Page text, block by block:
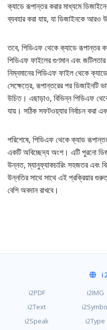
ক্যাডে রূপান্তর করার মাধ্যমে
ব্যবহার করা যায়, যা ডিজাইনকে আরও
তবে, পিডিএফ থেকে ক্যাডে রূপান্তর
পিডিএফ ফাইলের গুণমান এবং জটিলতার
নিম্নমানের পিডিএফ ফাইল থেকে
সেক্ষেত্রে, রূপান্তরের পর ডিজাইনটি
উচিত। এছাড়াও, বিভিন্ন পিডিএফ
যায়। সঠিক সফটওয়্যার নির্বাচন করা
পরিশেষে, পিডিএফ থেকে ক্যাড
একটি অবিচ্ছেদ্য অংশ। এটি পুরনো
উন্নত, ম্যানুফ্যাকচারিং সহজতর এবং
উন্নতির সাথে সাথে এই প্রক্রিয়ার
বেশি অবদান রাখবে।
i2PDF i2IMG
i2Text
i2Speak
i2Type